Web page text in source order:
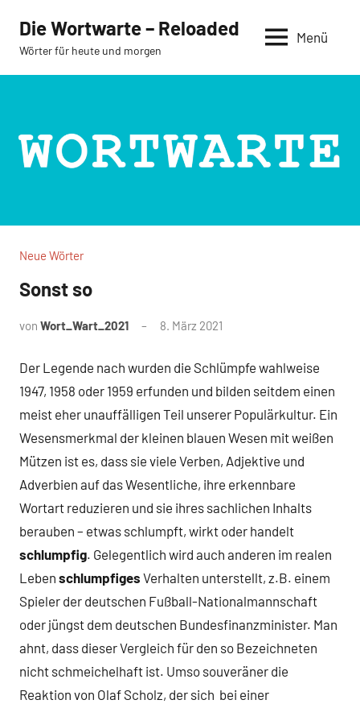
Inhalt
springen
Die Wortwarte – Reloaded
Wörter für heute und morgen
Menü
Neue Wörter
Sonst so
von Wort_Wart_2021 8. März 2021
Der Legende nach wurden die Schlümpfe wahlweise
1947, 1958 oder 1959 erfunden und bilden seitdem einen
meist eher unauffälligen Teil unserer Populärkultur. Ein
Wesensmerkmal der kleinen blauen Wesen mit weißen
Mützen ist es, dass sie viele Verben, Adjektive und
Adverbien auf das Wesentliche, ihre erkennbare
Wortart reduzieren und sie ihres sachlichen Inhalts
berauben – etwas schlumpft, wirkt oder handelt
schlumpfig. Gelegentlich wird auch anderen im realen
Leben schlumpfiges Verhalten unterstellt, z.B. einem
Spieler der deutschen Fußball-Nationalmannschaft
oder jüngst dem deutschen Bundesfinanzminister. Man
ahnt, dass dieser Vergleich für den so Bezeichneten
nicht schmeichelhaft ist. Umso souveräner die
Reaktion von Olaf Scholz, der sich bei einer